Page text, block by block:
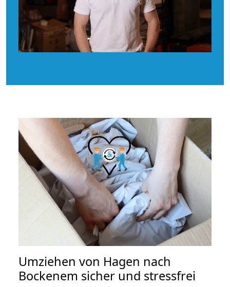
Umziehen von Hagen nach
Bockenem sicher und stressfrei